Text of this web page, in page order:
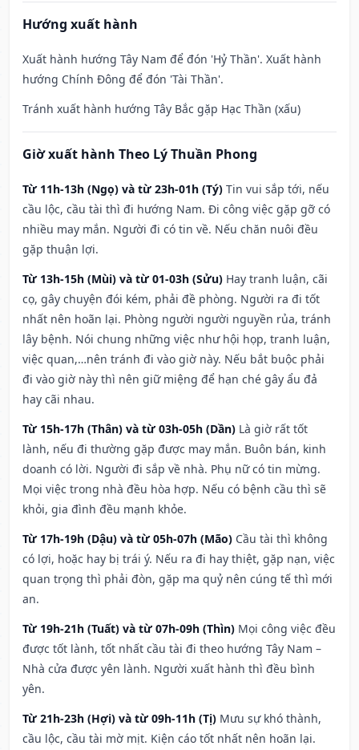
Hướng xuất hành
Xuất hành hướng Tây Nam để đón 'Hỷ Thần'. Xuất hành
hướng Chính Đông để đón 'Tài Thần'.
Tránh xuất hành hướng Tây Bắc gặp Hạc Thần (xấu)
Giờ xuất hành Theo Lý Thuần Phong
Từ 11h-13h (Ngọ) và từ 23h-01h (Tý) Tin vui sắp tới, nếu
cầu lộc, cầu tài thì đi hướng Nam. Đi công việc gặp gỡ có
nhiều may mắn. Người đi có tin về. Nếu chăn nuôi đều
gặp thuận lợi.
Từ 13h-15h (Mùi) và từ 01-03h (Sửu) Hay tranh luận, cãi
cọ, gây chuyện đói kém, phải đề phòng. Người ra đi tốt
nhất nên hoãn lại. Phòng người người nguyền rủa, tránh
lây bệnh. Nói chung những việc như hội họp, tranh luận,
việc quan,…nên tránh đi vào giờ này. Nếu bắt buộc phải
đi vào giờ này thì nên giữ miệng để hạn ché gây ẩu đả
hay cãi nhau.
Từ 15h-17h (Thân) và từ 03h-05h (Dần) Là giờ rất tốt
lành, nếu đi thường gặp được may mắn. Buôn bán, kinh
doanh có lời. Người đi sắp về nhà. Phụ nữ có tin mừng.
Mọi việc trong nhà đều hòa hợp. Nếu có bệnh cầu thì sẽ
khỏi, gia đình đều mạnh khỏe.
Từ 17h-19h (Dậu) và từ 05h-07h (Mão) Cầu tài thì không
có lợi, hoặc hay bị trái ý. Nếu ra đi hay thiệt, gặp nạn, việc
quan trọng thì phải đòn, gặp ma quỷ nên cúng tế thì mới
an.
Từ 19h-21h (Tuất) và từ 07h-09h (Thìn) Mọi công việc đều
được tốt lành, tốt nhất cầu tài đi theo hướng Tây Nam –
Nhà cửa được yên lành. Người xuất hành thì đều bình
yên.
Từ 21h-23h (Hợi) và từ 09h-11h (Tị) Mưu sự khó thành,
cầu lộc, cầu tài mờ mịt. Kiện cáo tốt nhất nên hoãn lại.